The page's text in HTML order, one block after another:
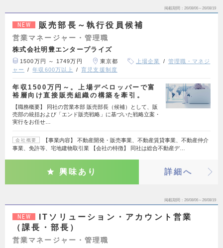
掲載期間 26/08/06～26/08/19
NEW 販売部長～執行役員候補
営業マネージャー・管理職
株式会社明豊エンタープライズ
1500万円 ～ 1749万円 東京都 上場企業
管理職・マネジ
ャー
年収600万以上 育児支援制度
年収1500万円～。上場デベロッパーで富
裕層向け直接販売組織の構築を牽引。
【職務概要】 同社の営業本部 販売部長（候補）として、販
売部の統括および「エンド販売戦略」に基づいた戦略立案・
実行をお任せ…
会社概要
【事業内容】 不動産開発・販売事業、不動産賃貸事業、不動産仲介
事業、免許等、宅地建物取引業 【会社の特徴】 同社は総合不動産デ…
興味あり 詳細へ
掲載期間 26/08/06～26/08/19
NEW
ITソリューション・アカウント営業
（課長・部長）
営業マネージャー・管理職